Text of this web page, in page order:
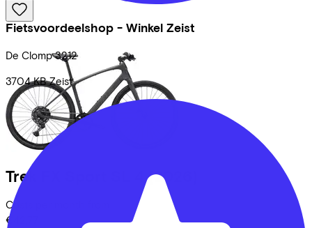
Fietsvoordeelshop - Winkel Zeist
De Clomp 3212
3704 KB Zeist
Trek (2026)
Costs per month from
€42,77